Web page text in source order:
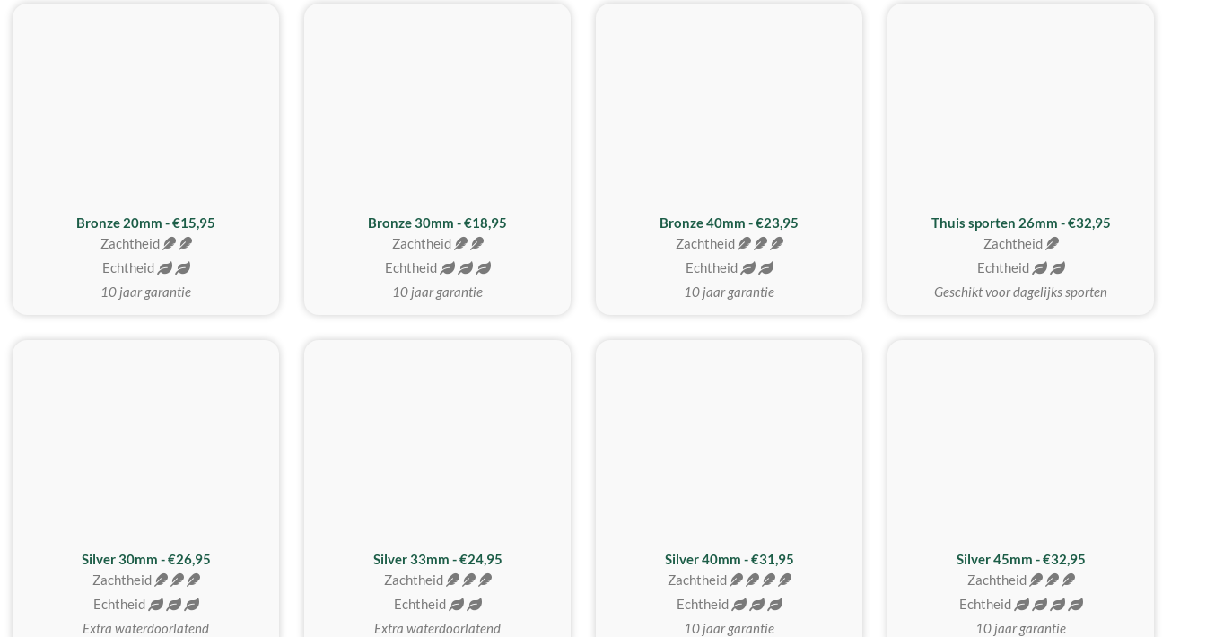
Bronze 20mm - €15,95
Zachtheid
Echtheid
10 jaar garantie
Bronze 30mm - €18,95
Zachtheid
Echtheid
10 jaar garantie
Bronze 40mm - €23,95
Zachtheid
Echtheid
10 jaar garantie
Thuis sporten 26mm - €32,95
Zachtheid
Echtheid
Geschikt voor dagelijks sporten
Silver 30mm - €26,95
Zachtheid
Echtheid
Extra waterdoorlatend
Silver 33mm - €24,95
Zachtheid
Echtheid
Extra waterdoorlatend
Silver 40mm - €31,95
Zachtheid
Echtheid
10 jaar garantie
MEEST GEKOZEN
Silver 45mm - €32,95
Zachtheid
Echtheid
10 jaar garantie